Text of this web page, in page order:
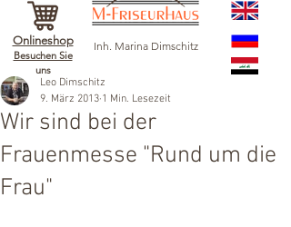
Onlineshop
Besuchen Sie
uns
Inh. Marina Dimschitz
Wir sind bei der
Frauenmesse "Rund um die
Frau"
Leo Dimschitz
9. März 2013 1 Min. Lesezeit